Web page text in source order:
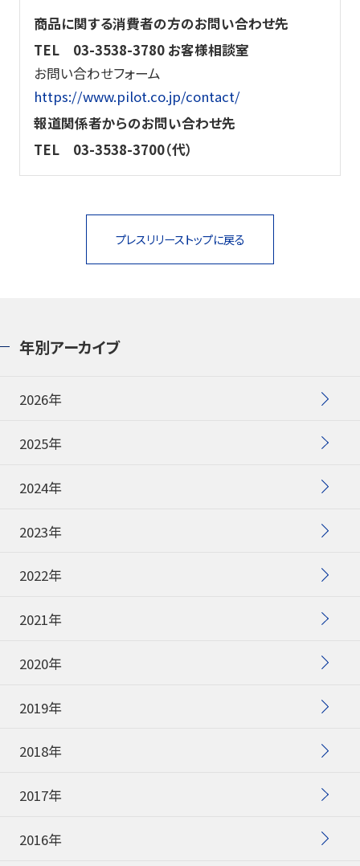
商品に関する消費者の方のお問い合わせ先
TEL 03-3538-3780 お客様相談室
お問い合わせフォーム
https://www.pilot.co.jp/contact/
報道関係者からのお問い合わせ先
TEL 03-3538-3700（代）
プレスリリーストップに戻る
年別アーカイブ
2026年
2025年
2024年
2023年
2022年
2021年
2020年
2019年
2018年
2017年
2016年